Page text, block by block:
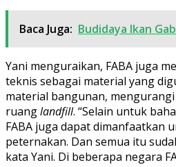
Baca Juga: Budidaya Ikan
Yani menguraikan, FABA juga
teknis sebagai material yang
material bangunan,
ruanglandfill. “Selain untuk
FABA juga dapat dimanfaatkan
peternakan. Dan semua itu
kata Yani. Di beberapa negara